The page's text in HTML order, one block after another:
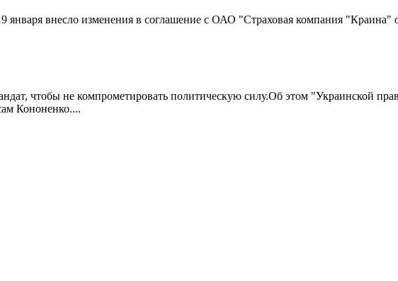
внесло изменения в соглашение с ОАО "Страховая компания "Краина"
чтобы не компрометировать политическую силу.Об этом "Украинской
Кононенко....